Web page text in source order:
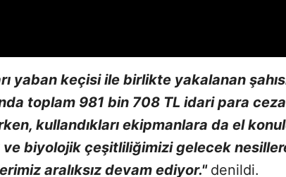
yaban keçisi ile birlikte yakalanan
toplam 981 bin 708 TL idari para
kullandıkları ekipmanlara da el
biyolojik çeşitliliğimizi gelecek
aralıksız devam ediyor." denildi.